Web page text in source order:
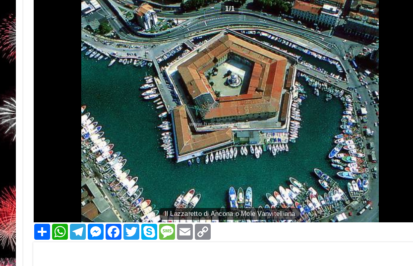
1/1
Il Lazzaretto di Ancona o Mole Vanvitelliana
CondividiWhatsAppTelegramMessenger
Facebook
TwitterSkypeMessage
Email